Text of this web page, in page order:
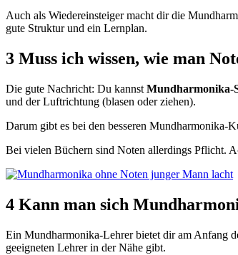
Auch als Wiedereinsteiger macht dir die
gute Struktur und ein Lernplan.
3 Muss ich wissen, wie man
Die gute Nachricht: Du kannst Mundharmonika-
und der Luftrichtung (blasen oder ziehen).
Darum gibt es bei den besseren Mundharmonika-
Bei vielen Büchern sind Noten allerdings Pflicht.
4 Kann man sich
Ein Mundharmonika-Lehrer bietet dir am Anfang
geeigneten Lehrer in der Nähe gibt.